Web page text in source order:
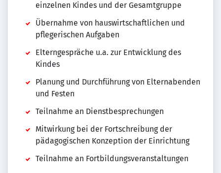
einzelnen Kindes und der Gesamtgruppe
Übernahme von hauswirtschaftlichen und
pflegerischen Aufgaben
Elterngespräche u.a. zur Entwicklung des
Kindes
Planung und Durchführung von Elternabenden
und Festen
Teilnahme an Dienstbesprechungen
Mitwirkung bei der Fortschreibung der
pädagogischen Konzeption der Einrichtung
Teilnahme an Fortbildungsveranstaltungen